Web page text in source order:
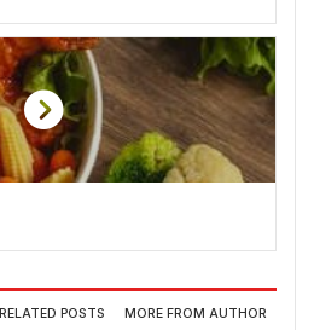
RELATED POSTS MORE FROM AUTHOR